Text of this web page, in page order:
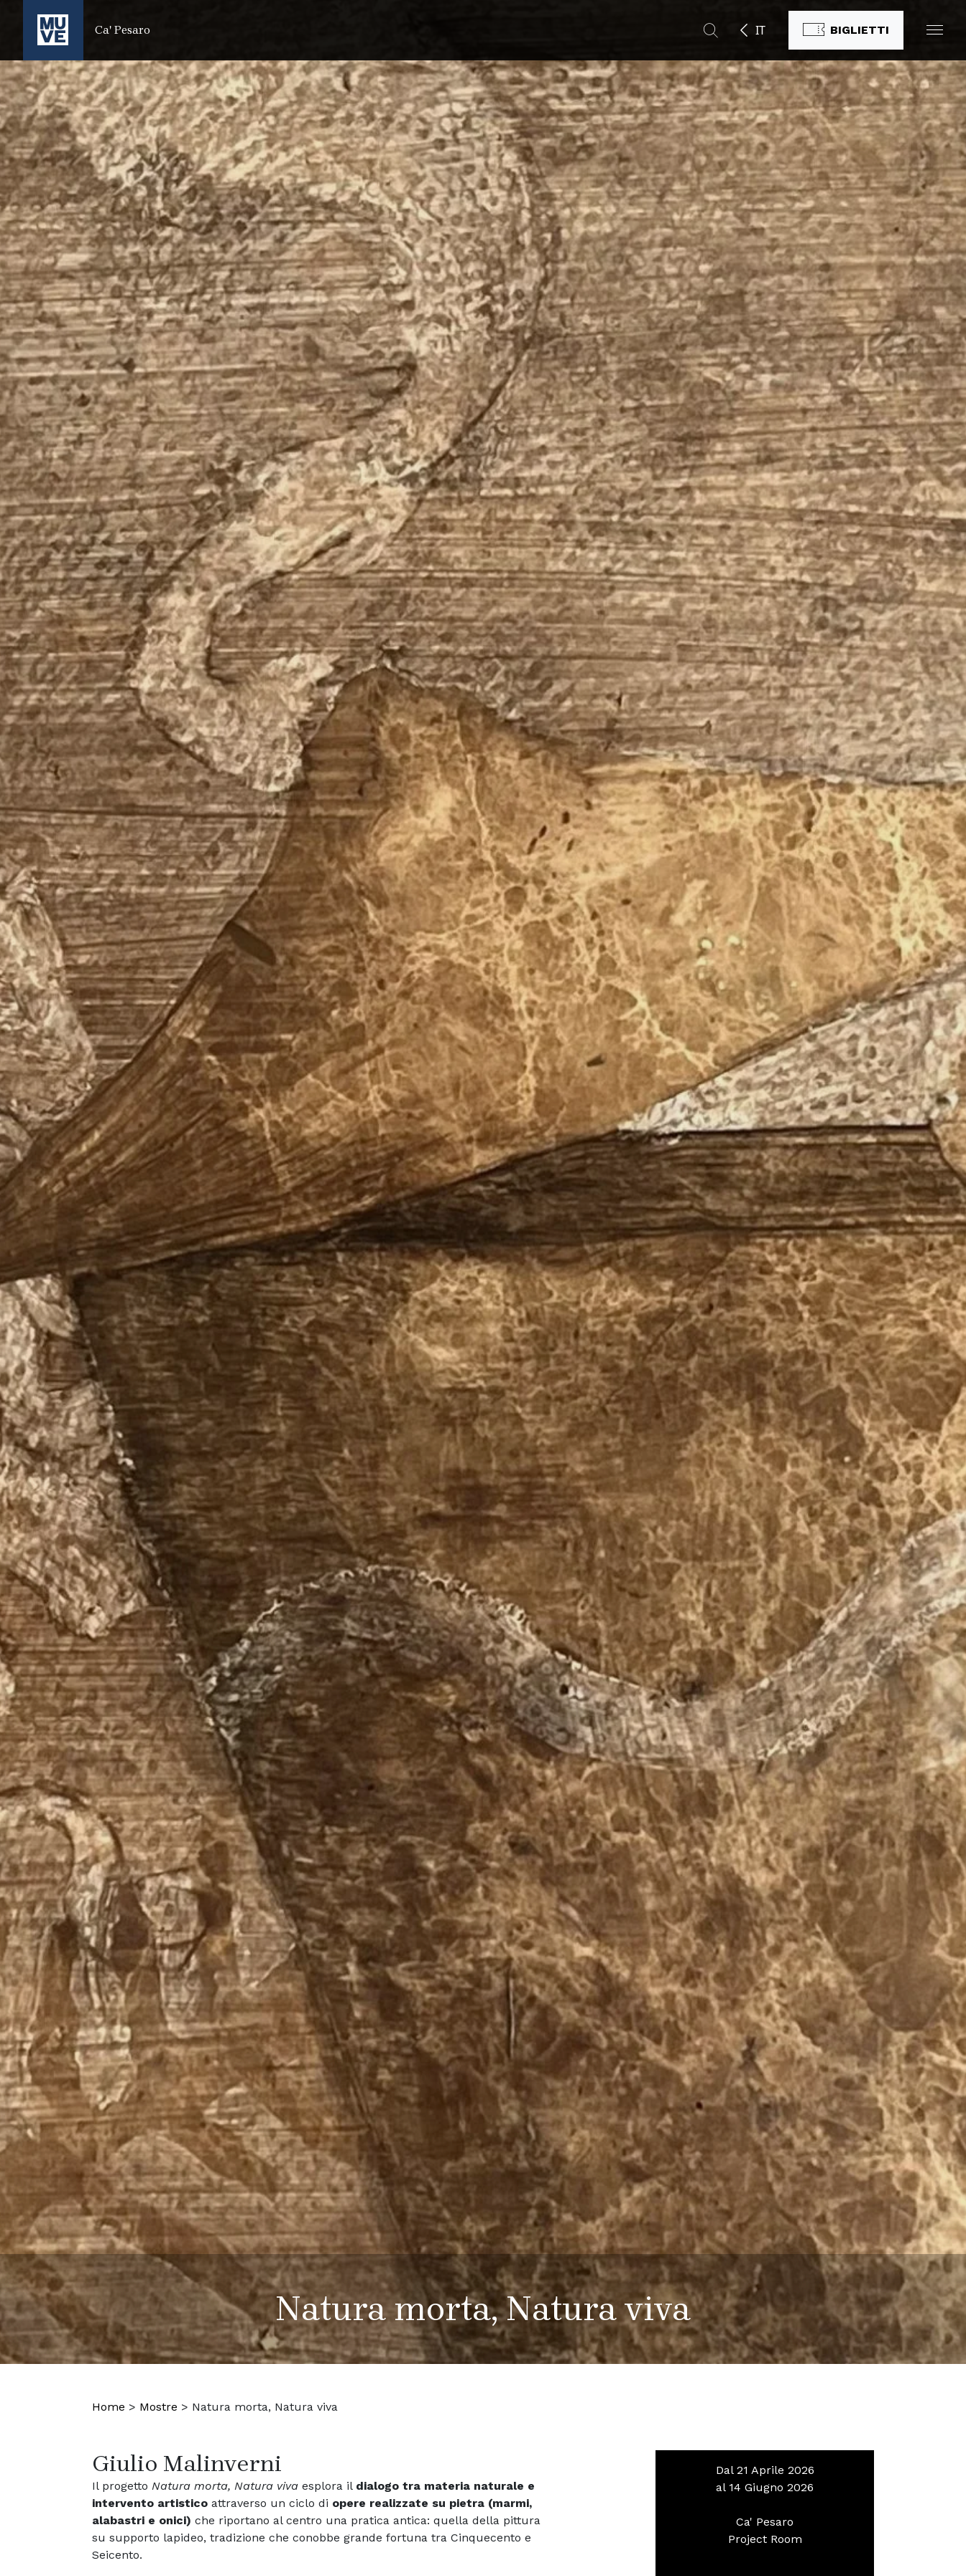
SALTA AL CONTENUTO PRINCIPALE
Ca' Pesaro IT BIGLIETTI
Natura morta, Natura viva
Home > Mostre > Natura morta, Natura viva
Giulio Malinverni
Il progetto Natura morta, Natura viva esplora il dialogo tra materia naturale e
intervento artistico attraverso un ciclo di opere realizzate su pietra (marmi,
alabastri e onici) che riportano al centro una pratica antica: quella della pittura
su supporto lapideo, tradizione che conobbe grande fortuna tra Cinquecento e
Seicento.
Dal 21 Aprile 2026
al 14 Giugno 2026
Ca' Pesaro
Project Room